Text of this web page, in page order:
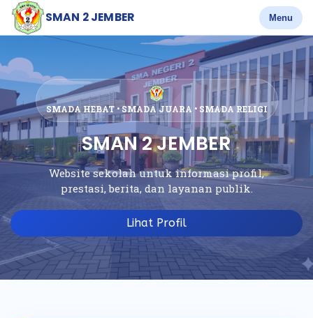
SMAN 2 JEMBER Menu
SMADA HEBAT • SMADA JUARA • SMADA RELIGI
SMAN 2 JEMBER
Website sekolah untuk informasi profil,
prestasi, berita, dan layanan publik.
Lihat Profil